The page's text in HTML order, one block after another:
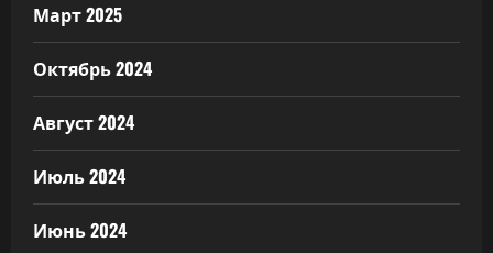
Март 2025
Октябрь 2024
Август 2024
Июль 2024
Июнь 2024